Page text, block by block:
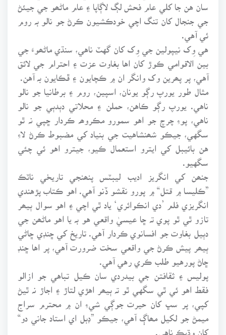
سان هن جا کلي عام فحش لڳ لاڳاپا ۽ عام ماڻھو جي جيئڻ
جي جنجال کان تنگ اچي خودڪشيون ڪرڻ جو نالو بہ روم
ئي آهي.
هي وِک نيپولين جي وِک کان گهٽ ناهي، سنڌي ماڻھوءَ جي
بين الاقوامي ڪوڙ کان اها بغاوت عزت ۽ احترام جي لائق
آهي، پر پھرين وک وانگر ان ۾ ڪچايون ۽ ڦڪايون بہ آهن.
مثال طور يورپ رڳو يونان، اسپين، روم ۽ برطانيا جو نالو
ناهي. يورپ رڳو ڪاهن، حملن ۽ محلاتي دٻدٻي جو نالو
ناهي، پوءِ چرچ جو اهو سمورو مڪروھہ ڪردار ڇپي نہ ٿو
سگهي، جيڪو شھنشاهيت جي بنياد کي مضبوط ڪرڻ لاءِ
هن بائيبل کي ايترو استعمال ڪيو، جيترو اهو ئي چئي
سگهيو.
جنھن کي انگريز اديب ليبٽس پنھنجي تاريخي ناٽڪ
”ڪليسا ۾ قتل“ ۾ پورو نقشو ڏنو آهي. اهو ڪتاب پڙهندي
انگريزي فلم ’دي انڪوائري‘ ياد ٿي اچي ۽ اهو سوال ٻيھر
تازو ٿي ٿو پوي تہ ڇا عيسيٰ واقعي هو بہ يا اهو ماڻھن جي
دٻيل بغاوت جو افسانوي ڪردار آهي. تاريخ کي ڇنڊي ڇاڻي
ٻيھر پيش ڪرڻ جي واقعي سخت ضرورت آهي، پر اها ڇنڊ
ڇاڻ پورهيو طلب ڪري رهي آهي.
پوليس ۽ ثقافتن جي بيدردي سان ڪيل تباهي جو ازالو
فقط اهو ئي ٿي سگهي ٿو تہ ٻيھر اهڙي لتاڙ ۽ اجاڙ نہ ٿيڻ
کپي، پر سڀ کان حيرت جوڳي شيءِ ان ۾ محترم سراج
ميمڻ جو لکيل مھاڳ آهي، جيڪو ”ڊبل اي استاد جاني دو“
کان وڌيڪ ناهي.